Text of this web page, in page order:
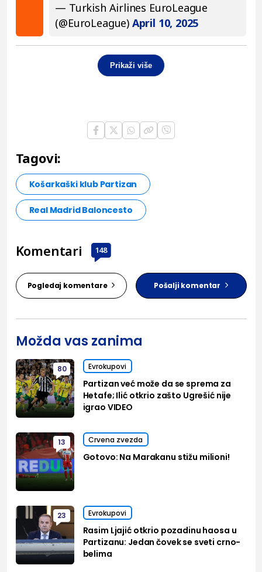
— Turkish Airlines EuroLeague
(@EuroLeague) April 10, 2025
Prikaži više
Tagovi:
Košarkaški klub Partizan
Real Madrid Baloncesto
Komentari 148
Pogledaj komentare Pošalji komentar
Možda vas zanima
80 Evrokupovi
Partizan već može da se sprema za
Hetafe; Ilić otkrio zašto Ugrešić nije
igrao VIDEO
13 Crvena zvezda
Gotovo: Na Marakanu stižu milioni!
23 Evrokupovi
Rasim Ljajić otkrio pozadinu haosa u
Partizanu: Jedan čovek se sveti crno-
belima